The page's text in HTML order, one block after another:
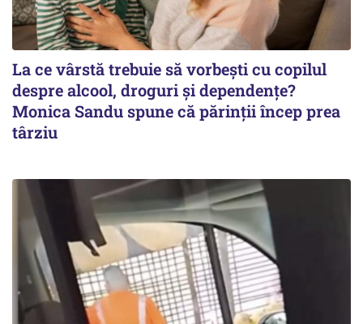
La ce vârstă trebuie să vorbești cu copilul
despre alcool, droguri și dependențe?
Monica Sandu spune că părinții încep prea
târziu